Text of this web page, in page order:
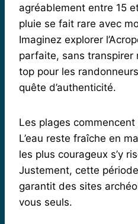
agréablement entre 15
pluie se fait rare avec
Imaginez explorer
parfaite, sans transpirer
top pour les
quête d’authenticité.
Les plages commencent
L’eau reste fraîche en
les plus courageux s’y
Justement, cette
garantit des sites
vous seuls.